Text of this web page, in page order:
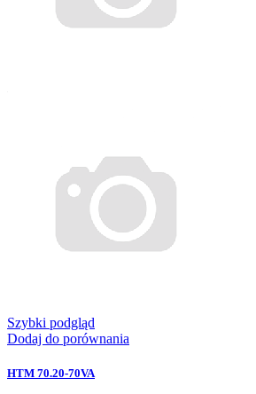
Szybki podgląd
Dodaj do porównania
HTM 70.20-70VA